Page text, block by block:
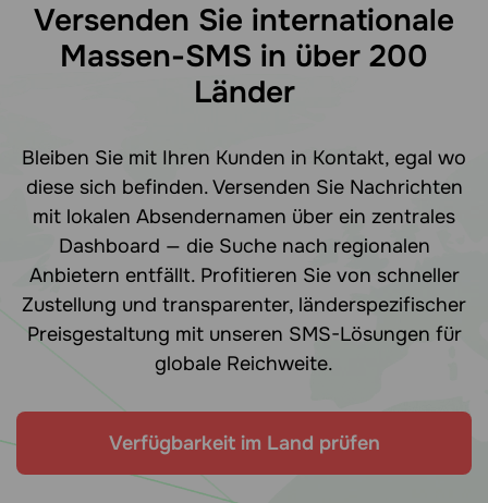
Versenden Sie internationale
Massen-SMS in über 200
Länder
Bleiben Sie mit Ihren Kunden in Kontakt, egal wo
diese sich befinden. Versenden Sie Nachrichten
mit lokalen Absendernamen über ein zentrales
Dashboard — die Suche nach regionalen
Anbietern entfällt. Profitieren Sie von schneller
Zustellung und transparenter, länderspezifischer
Preisgestaltung mit unseren SMS-Lösungen für
globale Reichweite.
Verfügbarkeit im Land prüfen